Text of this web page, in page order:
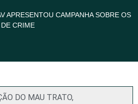
APRESENTOU CAMPANHA SOBRE OS
CRIME
DO MAU TRATO,